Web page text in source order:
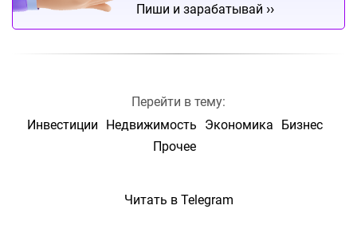
Пиши и зарабатывай ››
Перейти в тему:
Инвестиции
Недвижимость Экономика
Бизнес
Прочее
Читать в Telegram